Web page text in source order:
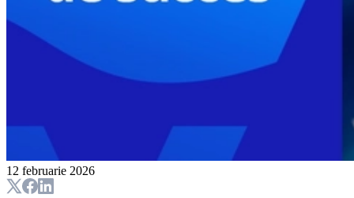
12 februarie 2026